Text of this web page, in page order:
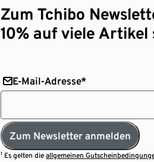
Zum Tchibo
10% auf viele Artikel
E-Mail-Adresse*
Zum Newsletter anmelden
¹ Es gelten dieallgemeinen